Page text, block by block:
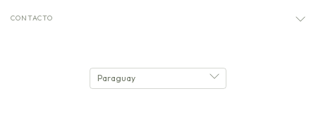
CONTACTO